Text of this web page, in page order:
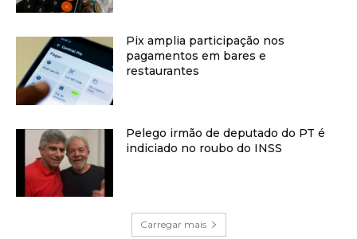
Pix amplia participação nos
pagamentos em bares e
restaurantes
Pelego irmão de deputado do PT é
indiciado no roubo do INSS
Carregar mais